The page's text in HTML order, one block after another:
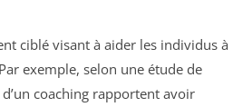
ciblé visant à aider les individus à
exemple, selon une étude de
coaching rapportent avoir